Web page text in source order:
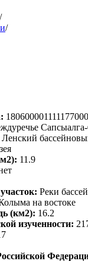
/
/
Ленский
11.9
Реки
на востоке
(км2): 16.2
изученности: